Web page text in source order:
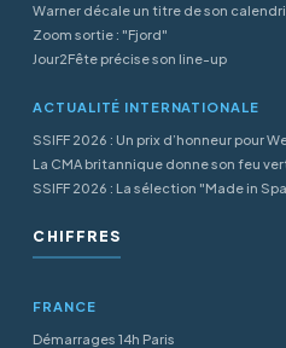
Warner décale un titre de son
Zoom sortie : "Fjord"
Jour2Fête précise son line-up
ACTUALITÉ INTERNATIONALE
SSIFF 2026 : Un prix d’honneur pour
La CMA britannique donne son feu
SSIFF 2026 : La sélection "Made in
CHIFFRES
FRANCE
Démarrages 14h Paris